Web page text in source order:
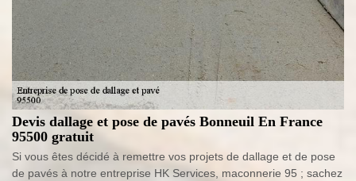
Devis dallage et pose de pavés Bonneuil En France
95500 gratuit
Si vous êtes décidé à remettre vos projets de dallage et de pose
de pavés à notre entreprise HK Services, maconnerie 95 ; sachez